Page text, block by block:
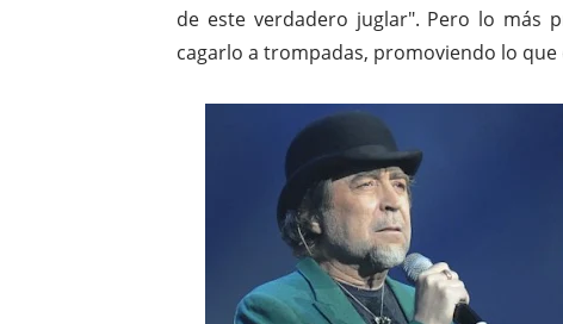
de este verdadero juglar". Pero lo más
cagarlo a trompadas, promoviendo lo